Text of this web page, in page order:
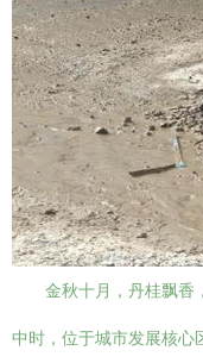
金秋十月，丹桂飘香
中时，位于城市发展核心